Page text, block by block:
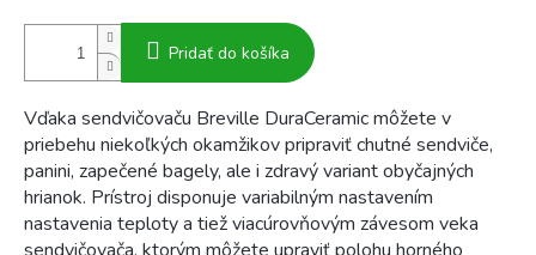
Pridať do košíka
Vďaka sendvičovaču Breville DuraCeramic môžete v
priebehu niekoľkých okamžikov pripraviť chutné sendviče,
panini, zapečené bagely, ale i zdravý variant obyčajných
hrianok. Prístroj disponuje variabilným nastavením
nastavenia teploty a tiež viacúrovňovým závesom veka